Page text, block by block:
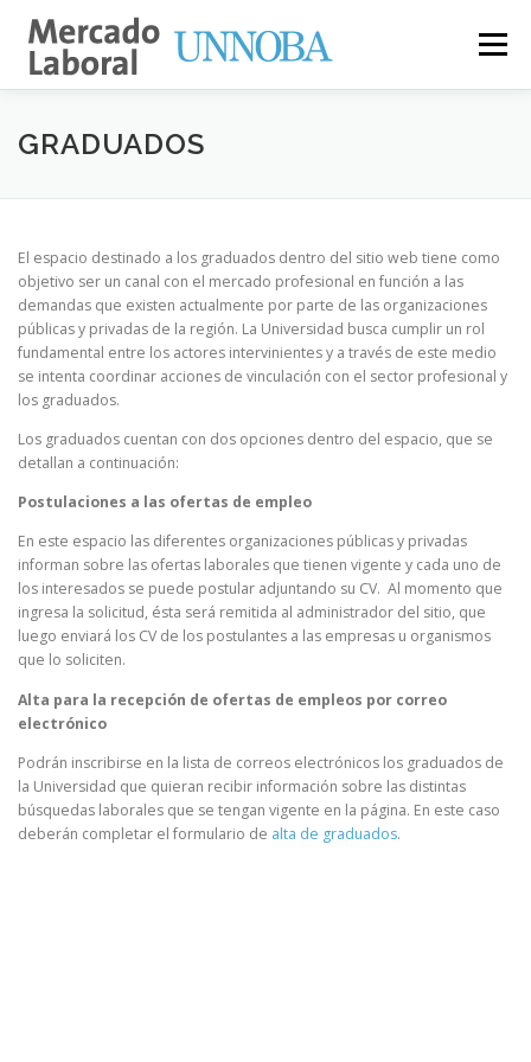
Menú
PASANTÍAS EMPLEO
GRADUADOS
El espacio destinado a los graduados dentro del sitio web tiene como
objetivo ser un canal con el mercado profesional en función a las
demandas que existen actualmente por parte de las organizaciones
públicas y privadas de la región. La Universidad busca cumplir un rol
fundamental entre los actores intervinientes y a través de este medio
se intenta coordinar acciones de vinculación con el sector profesional y
los graduados.
Los graduados cuentan con dos opciones dentro del espacio, que se
detallan a continuación:
Postulaciones a las ofertas de empleo
En este espacio las diferentes organizaciones públicas y privadas
informan sobre las ofertas laborales que tienen vigente y cada uno de
los interesados se puede postular adjuntando su CV. Al momento que
ingresa la solicitud, ésta será remitida al administrador del sitio, que
luego enviará los CV de los postulantes a las empresas u organismos
que lo soliciten.
Alta para la recepción de ofertas de empleos por correo
electrónico
Podrán inscribirse en la lista de correos electrónicos los graduados de
la Universidad que quieran recibir información sobre las distintas
búsquedas laborales que se tengan vigente en la página. En este caso
deberán completar el formulario de alta de graduados.